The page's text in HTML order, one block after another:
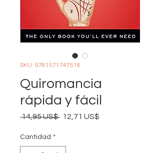
SKU: 9781571747518
Quiromancia
rápida y fácil
14,95 US$ Precio
12,71 US$
Cantidad *